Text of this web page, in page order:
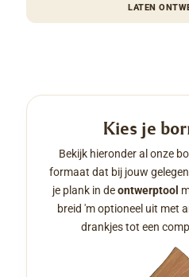
LATEN
Kies je
Bekijk hieronder al onze
formaat dat bij jouw
je plank in deontwerptool
breid 'm optioneel uit met
drankjes tot een